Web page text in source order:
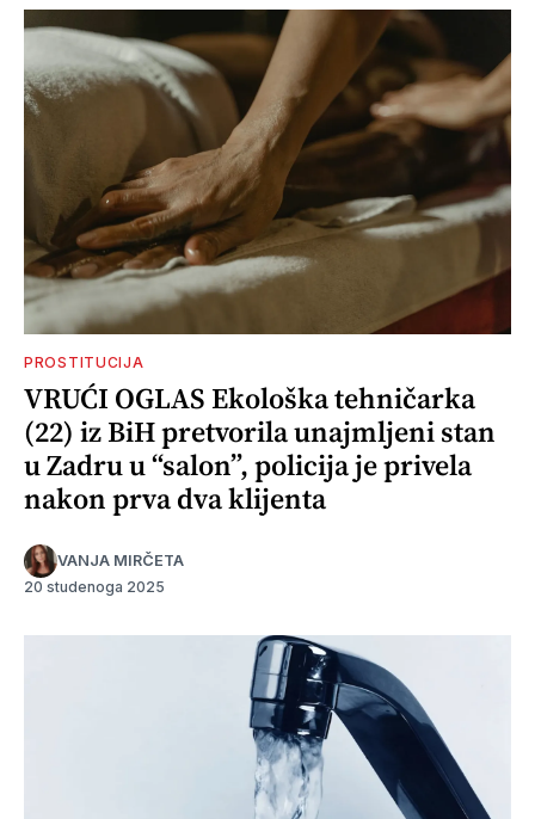
PROSTITUCIJA
VRUĆI OGLAS Ekološka tehničarka
(22) iz BiH pretvorila unajmljeni stan
u Zadru u “salon”, policija je privela
nakon prva dva klijenta
VANJA MIRČETA
20 studenoga 2025